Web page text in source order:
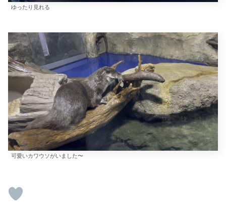
ゆったり見れる
可愛いカワウソがいました〜